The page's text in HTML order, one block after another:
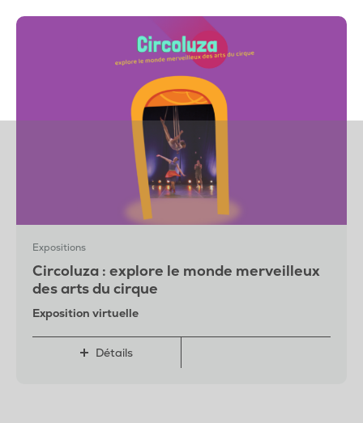
Expositions
Circoluza : explore le monde merveilleux
des arts du cirque
Exposition virtuelle
Détails